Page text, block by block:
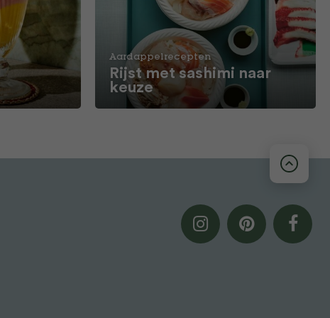
Aardappelrecepten
Rijst met sashimi naar
keuze